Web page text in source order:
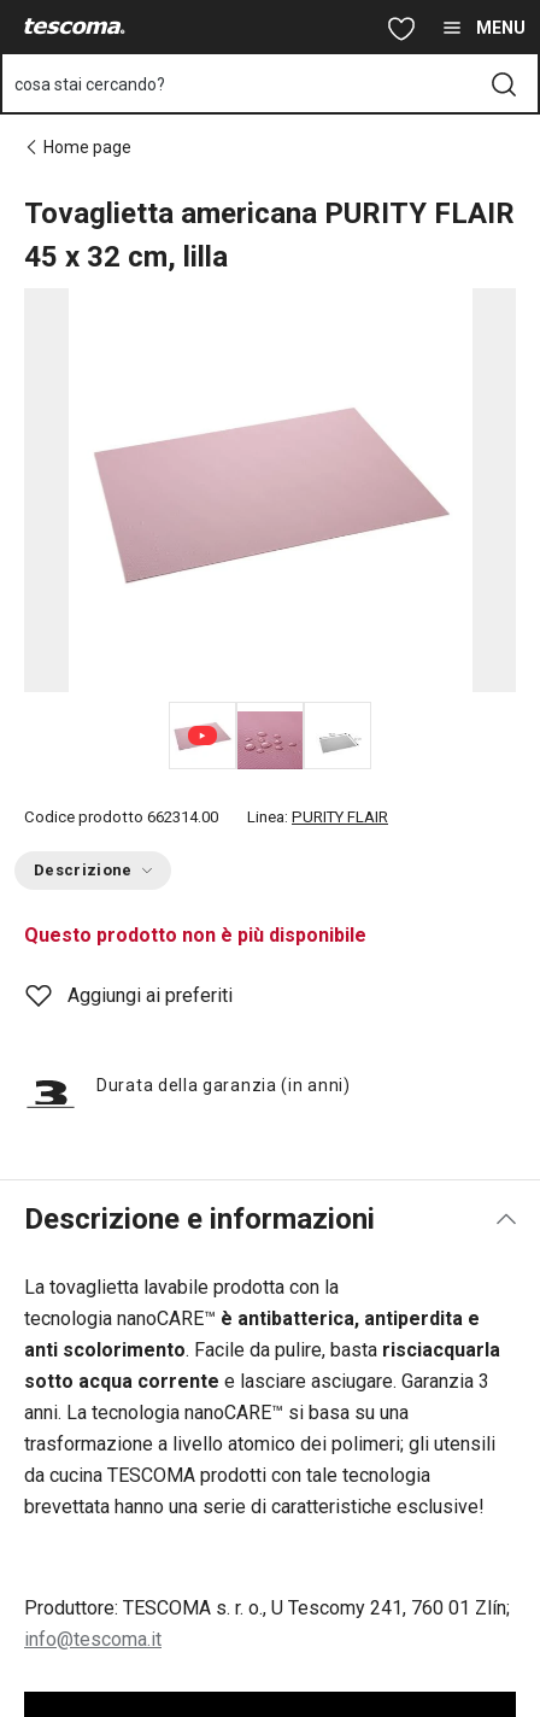
Vai al contenuto principale MENU
cosa stai cercando?
Home page
Tovaglietta americana PURITY FLAIR
45 x 32 cm, lilla
Codice prodotto 662314.00 Linea: PURITY FLAIR
Descrizione
Questo prodotto non è più disponibile
Aggiungi ai preferiti
Durata della garanzia (in anni)
Descrizione e informazioni
La tovaglietta lavabile prodotta con la
tecnologia nanoCARE™ è antibatterica, antiperdita e
anti scolorimento. Facile da pulire, basta risciacquarla
sotto acqua corrente e lasciare asciugare. Garanzia 3
anni. La tecnologia nanoCARE™ si basa su una
trasformazione a livello atomico dei polimeri; gli utensili
da cucina TESCOMA prodotti con tale tecnologia
brevettata hanno una serie di caratteristiche esclusive!
Produttore: TESCOMA s. r. o., U Tescomy 241, 760 01 Zlín;
info@tescoma.it